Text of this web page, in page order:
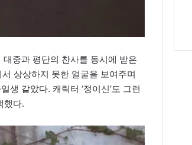
중과 평단의 찬사를 동시에 받은
상상하지 못한 얼굴을 보여주며
생 같았다. 캐릭터 ‘정이신’도 그런
했다.